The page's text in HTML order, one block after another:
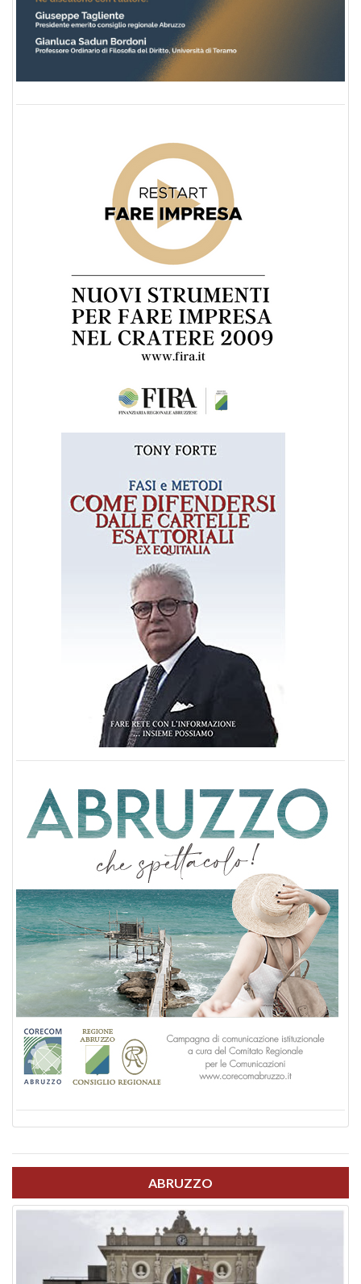
ABRUZZO